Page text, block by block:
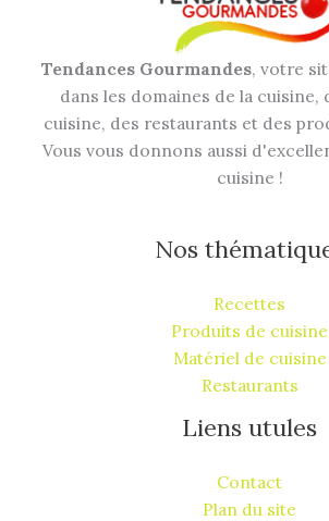
Tendances Gourmandes, votre
dans les domaines de la cuisine,
cuisine, des restaurants et des
Vous vous donnons aussi
cuisine !
Nos
Recettes
Produits de cuisine
Matériel de cuisine
Restaurants
Liens utules
Contact
Plan du site